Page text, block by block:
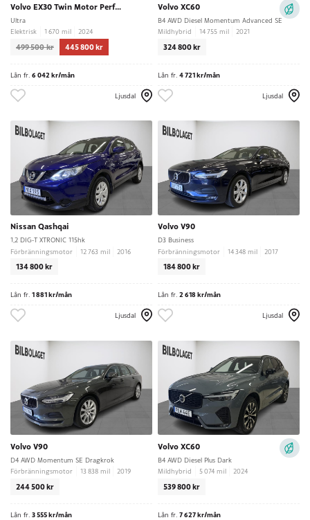
Volvo EX30 Twin Motor Performance
Ultra
Elektrisk
1 670 mil 2024
499 500 kr 445 800 kr
Lån fr. 6 042 kr/mån
Ljusdal
Volvo XC60
B4 AWD Diesel Momentum Advanced SE
Mildhybrid
14 755 mil 2021
324 800 kr
Lån fr. 4 721 kr/mån
Ljusdal
Nissan Qashqai
1,2 DIG-T XTRONIC 115hk
Förbränningsmotor
12 763 mil 2016
134 800 kr
Lån fr. 1 881 kr/mån
Ljusdal
Volvo V90
D3 Business
Förbränningsmotor
14 348 mil 2017
184 800 kr
Lån fr. 2 618 kr/mån
Ljusdal
Volvo V90
D4 AWD Momentum SE Dragkrok
Förbränningsmotor
13 838 mil 2019
244 500 kr
Lån fr. 3 555 kr/mån
Volvo XC60
B4 AWD Diesel Plus Dark
Mildhybrid
5 074 mil 2024
539 800 kr
Lån fr. 7 627 kr/mån